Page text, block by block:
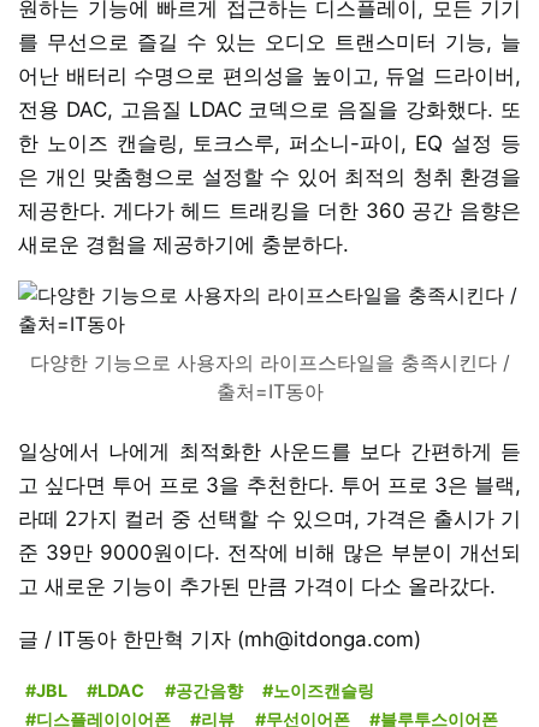
원하는 기능에 빠르게 접근하는 디스플레이, 모든 기기
를 무선으로 즐길 수 있는 오디오 트랜스미터 기능, 늘
어난 배터리 수명으로 편의성을 높이고, 듀얼 드라이버,
전용 DAC, 고음질 LDAC 코덱으로 음질을 강화했다. 또
한 노이즈 캔슬링, 토크스루, 퍼소니-파이, EQ 설정 등
은 개인 맞춤형으로 설정할 수 있어 최적의 청취 환경을
제공한다. 게다가 헤드 트래킹을 더한 360 공간 음향은
새로운 경험을 제공하기에 충분하다.
다양한 기능으로 사용자의 라이프스타일을 충족시킨다 /
출처=IT동아
일상에서 나에게 최적화한 사운드를 보다 간편하게 듣
고 싶다면 투어 프로 3을 추천한다. 투어 프로 3은 블랙,
라떼 2가지 컬러 중 선택할 수 있으며, 가격은 출시가 기
준 39만 9000원이다. 전작에 비해 많은 부분이 개선되
고 새로운 기능이 추가된 만큼 가격이 다소 올라갔다.
글 / IT동아 한만혁 기자 (mh@itdonga.com)
#JBL #LDAC #공간음향
#노이즈캔슬링
#디스플레이이어폰
#리뷰 #무선이어폰 #블루투스이어폰